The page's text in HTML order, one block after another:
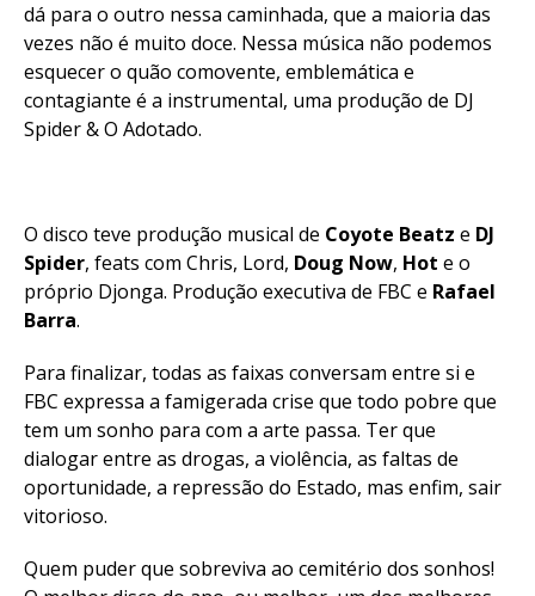
dá para o outro nessa caminhada, que a maioria das
vezes não é muito doce. Nessa música não podemos
esquecer o quão comovente, emblemática e
contagiante é a instrumental, uma produção de DJ
Spider & O Adotado.
O disco teve produção musical de Coyote Beatz e DJ
Spider, feats com Chris, Lord, Doug Now, Hot e o
próprio Djonga. Produção executiva de FBC e Rafael
Barra.
Para finalizar, todas as faixas conversam entre si e
FBC expressa a famigerada crise que todo pobre que
tem um sonho para com a arte passa. Ter que
dialogar entre as drogas, a violência, as faltas de
oportunidade, a repressão do Estado, mas enfim, sair
vitorioso.
Quem puder que sobreviva ao cemitério dos sonhos!